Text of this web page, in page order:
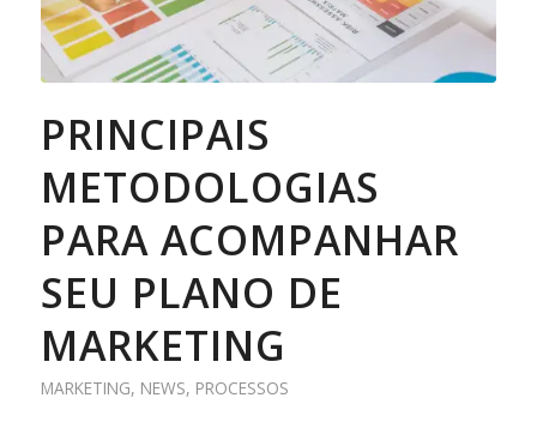
PRINCIPAIS
METODOLOGIAS
PARA ACOMPANHAR
SEU PLANO DE
MARKETING
MARKETING, NEWS, PROCESSOS